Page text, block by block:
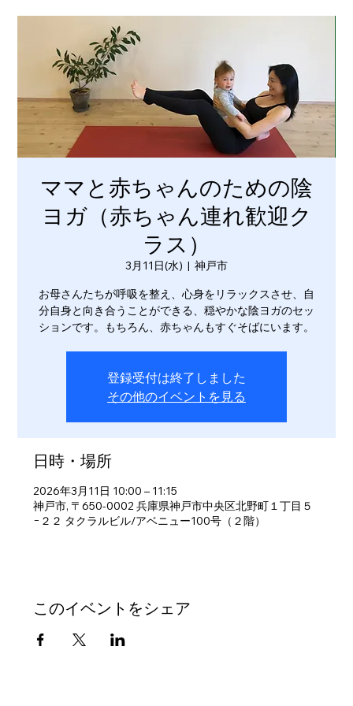
ママと赤ちゃんのための陰
ヨガ（赤ちゃん連れ歓迎ク
ラス）
3月11日(水)
  |
神戸市
お母さんたちが呼吸を整え、心身をリラックスさせ、自
分自身と向き合うことができる、穏やかな陰ヨガのセッ
ションです。もちろん、赤ちゃんもすぐそばにいます。
登録受付は終了しました
その他のイベントを見る
日時・場所
2026年3月11日 10:00 – 11:15
神戸市, 〒650-0002 兵庫県神戸市中央区北野町１丁目５
−２２ タクラルビル/アベニュー100号（２階）
このイベントをシェア